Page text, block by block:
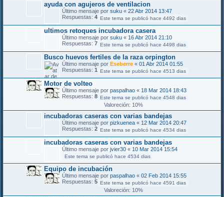
ayuda con agujeros de ventilacion
Último mensaje por suku « 22 Abr 2014 13:47
Respuestas: 4 Este tema se publicó hace 4492 dias
ultimos retoques incubadora casera
Último mensaje por suku « 16 Abr 2014 21:10
Respuestas: 7 Este tema se publicó hace 4498 dias
Busco huevos fertiles de la raza orpington
Último mensaje por Eseberre « 01 Abr 2014 01:55
Respuestas: 1 Este tema se publicó hace 4513 dias
Motor de volteo
Último mensaje por paspalhao « 18 Mar 2014 18:43
Respuestas: 8 Este tema se publicó hace 4548 dias
Valoreción: 10%
incubadoras caseras con varias bandejas
Último mensaje por pizkuenea « 12 Mar 2014 20:47
Respuestas: 2 Este tema se publicó hace 4534 dias
incubadoras caseras con varias bandejas
Último mensaje por jvier30 « 10 Mar 2014 15:54
Este tema se publicó hace 4534 dias
Equipo de incubación
Último mensaje por paspalhao « 02 Feb 2014 15:55
Respuestas: 5 Este tema se publicó hace 4591 dias
Valoreción: 10%